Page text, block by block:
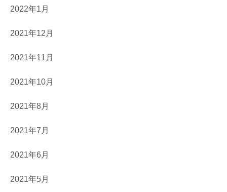
2022年1月
2021年12月
2021年11月
2021年10月
2021年8月
2021年7月
2021年6月
2021年5月